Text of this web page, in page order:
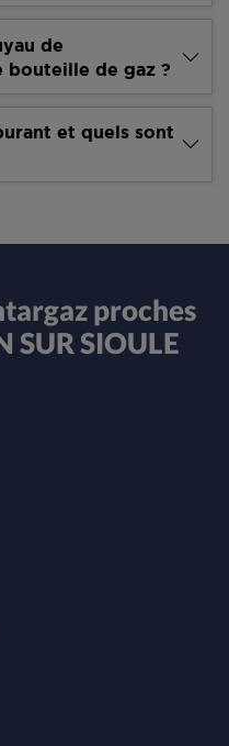
de
bouteille de gaz ?
et quels sont
proches
SUR SIOULE